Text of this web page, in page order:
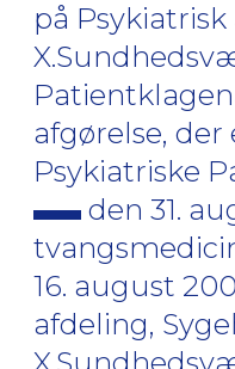
på
afgørelse,
Psykiatriske
den 31.
16. august
afdeling,